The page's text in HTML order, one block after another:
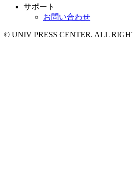
サポート
お問い合わせ
© UNIV PRESS CENTER. ALL